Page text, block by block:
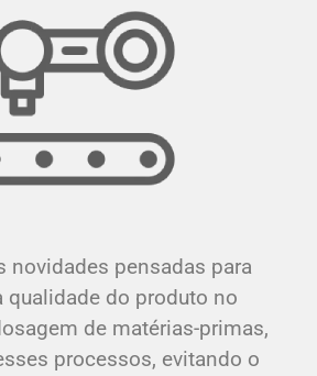
novidades pensadas para
qualidade do produto no
de matérias-primas,
processos, evitando o